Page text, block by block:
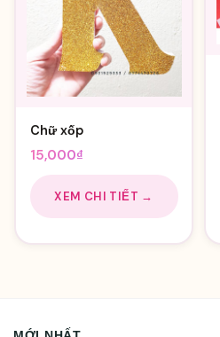
Chữ xốp
15,000₫
XEM CHI TIẾT →